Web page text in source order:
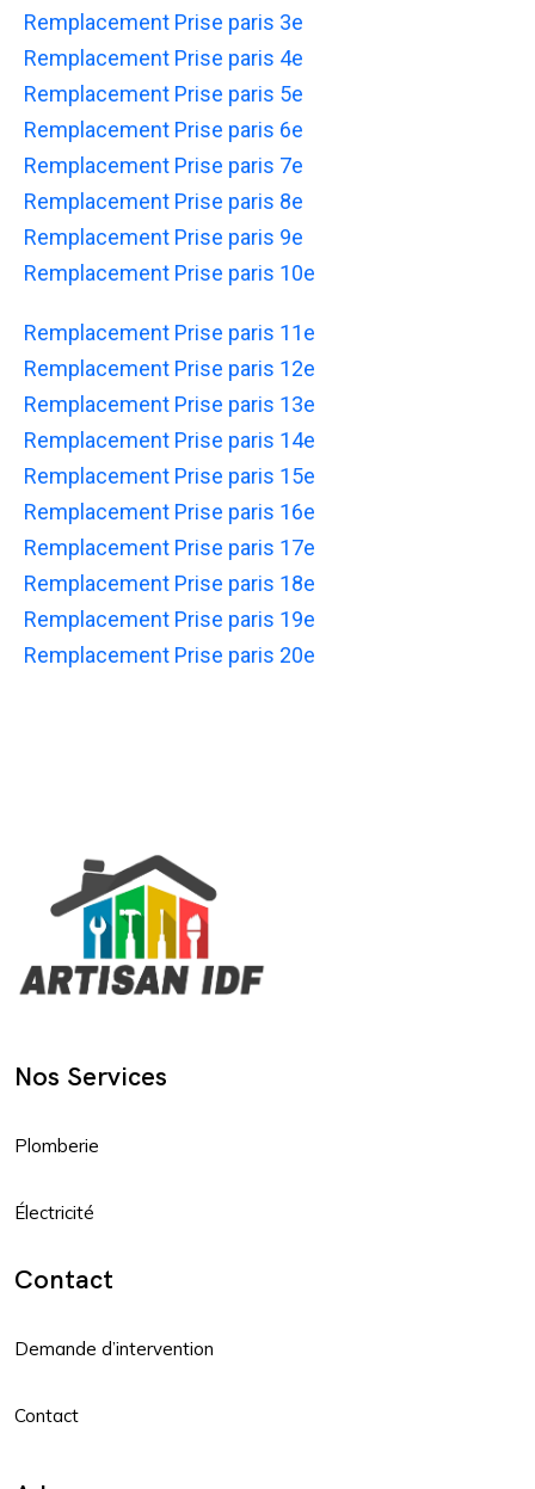
Remplacement Prise paris 3e
Remplacement Prise paris 4e
Remplacement Prise paris 5e
Remplacement Prise paris 6e
Remplacement Prise paris 7e
Remplacement Prise paris 8e
Remplacement Prise paris 9e
Remplacement Prise paris 10e
Remplacement Prise paris 11e
Remplacement Prise paris 12e
Remplacement Prise paris 13e
Remplacement Prise paris 14e
Remplacement Prise paris 15e
Remplacement Prise paris 16e
Remplacement Prise paris 17e
Remplacement Prise paris 18e
Remplacement Prise paris 19e
Remplacement Prise paris 20e
Nos Services
Plomberie
Électricité
Contact
Demande d’intervention
Contact